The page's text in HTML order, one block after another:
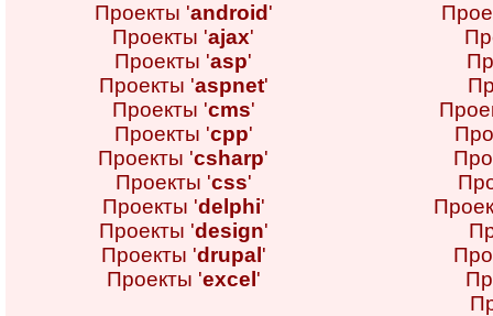
Проекты 'android '
Проекты 'ajax'
Проекты 'asp'
Проекты 'aspnet'
Проекты 'cms'
Проекты 'cpp'
Проекты 'csharp'
Проекты 'css'
Проекты 'delphi'
Проекты 'design'
Проекты 'drupal '
Проекты 'excel '